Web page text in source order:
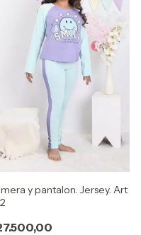
y pantalon. Jersey. Art